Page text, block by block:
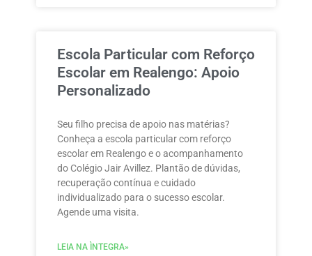
Escola Particular com Reforço
Escolar em Realengo: Apoio
Personalizado
Seu filho precisa de apoio nas matérias?
Conheça a escola particular com reforço
escolar em Realengo e o acompanhamento
do Colégio Jair Avillez. Plantão de dúvidas,
recuperação contínua e cuidado
individualizado para o sucesso escolar.
Agende uma visita.
LEIA NA ÌNTEGRA»